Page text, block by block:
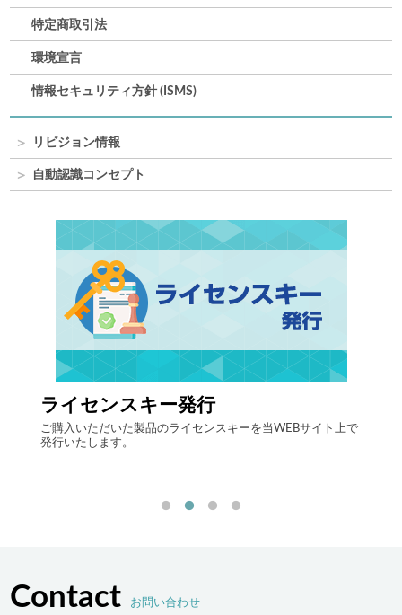
特定商取引法
環境宣言
情報セキュリティ方針 (ISMS)
リビジョン情報
自動認識コンセプト
ライセンスキー発行
ご購入いただいた製品のライセンスキーを当WEBサイト上で
発行いたします。
Contact お問い合わせ